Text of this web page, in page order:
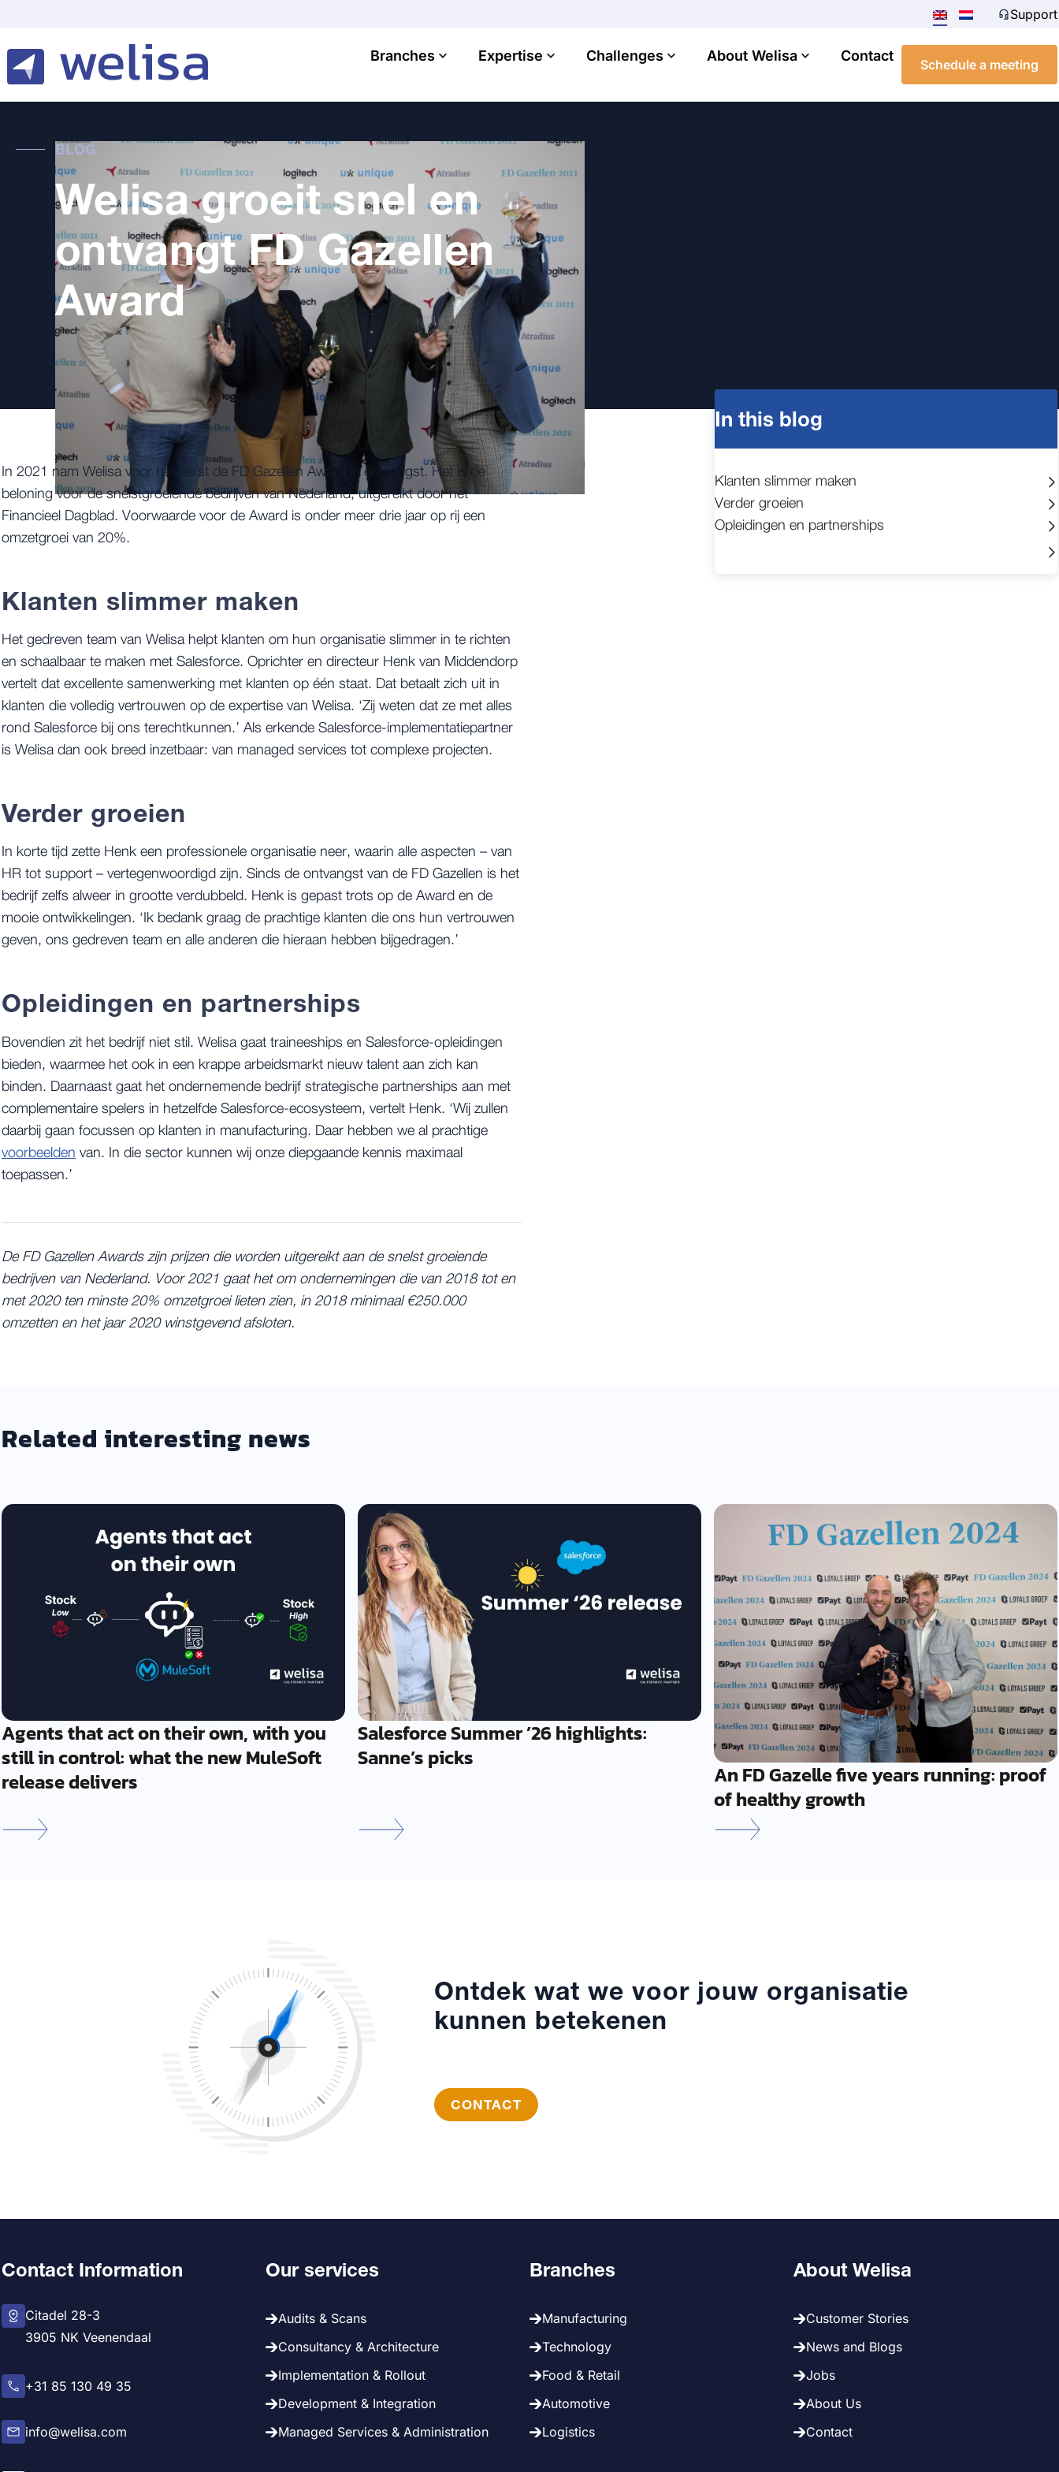
Support
Branches Expertise Challenges About Welisa Contact
Schedule a meeting
BLOG
Welisa groeit snel en
ontvangt FD Gazellen
Award
In 2021 nam Welisa voor het eerst de FD Gazellen Award in ontvangst. Het is de
beloning voor de snelstgroeiende bedrijven van Nederland, uitgereikt door het
Financieel Dagblad. Voorwaarde voor de Award is onder meer drie jaar op rij een
omzetgroei van 20%.
Klanten slimmer maken
Het gedreven team van Welisa helpt klanten om hun organisatie slimmer in te richten
en schaalbaar te maken met Salesforce. Oprichter en directeur Henk van Middendorp
vertelt dat excellente samenwerking met klanten op één staat. Dat betaalt zich uit in
klanten die volledig vertrouwen op de expertise van Welisa. ‘Zij weten dat ze met alles
rond Salesforce bij ons terechtkunnen.’ Als erkende Salesforce-implementatiepartner
is Welisa dan ook breed inzetbaar: van managed services tot complexe projecten.
Verder groeien
In korte tijd zette Henk een professionele organisatie neer, waarin alle aspecten – van
HR tot support – vertegenwoordigd zijn. Sinds de ontvangst van de FD Gazellen is het
bedrijf zelfs alweer in grootte verdubbeld. Henk is gepast trots op de Award en de
mooie ontwikkelingen. ‘Ik bedank graag de prachtige klanten die ons hun vertrouwen
geven, ons gedreven team en alle anderen die hieraan hebben bijgedragen.’
Opleidingen en partnerships
Bovendien zit het bedrijf niet stil. Welisa gaat traineeships en Salesforce-opleidingen
bieden, waarmee het ook in een krappe arbeidsmarkt nieuw talent aan zich kan
binden. Daarnaast gaat het ondernemende bedrijf strategische partnerships aan met
complementaire spelers in hetzelfde Salesforce-ecosysteem, vertelt Henk. ‘Wij zullen
daarbij gaan focussen op klanten in manufacturing. Daar hebben we al prachtige
voorbeelden van. In die sector kunnen wij onze diepgaande kennis maximaal
toepassen.’
De FD Gazellen Awards zijn prijzen die worden uitgereikt aan de snelst groeiende
bedrijven van Nederland. Voor 2021 gaat het om ondernemingen die van 2018 tot en
met 2020 ten minste 20% omzetgroei lieten zien, in 2018 minimaal €250.000
omzetten en het jaar 2020 winstgevend afsloten.
In this blog
Klanten slimmer maken
Verder groeien
Opleidingen en partnerships
Related interesting news
Agents that act on their own, with you
still in control: what the new MuleSoft
release delivers
Salesforce Summer ’26 highlights:
Sanne’s picks
An FD Gazelle five years running: proof
of healthy growth
Ontdek wat we voor jouw organisatie
kunnen betekenen
CONTACT
Contact Information
Citadel 28-3
3905 NK Veenendaal
+31 85 130 49 35
info@welisa.com
Our services
Audits & Scans
Consultancy & Architecture
Implementation & Rollout
Development & Integration
Managed Services & Administration
Branches
Manufacturing
Technology
Food & Retail
Automotive
Logistics
About Welisa
Customer Stories
News and Blogs
Jobs
About Us
Contact